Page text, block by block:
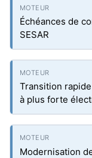
Échéances de
SESAR
Transition
à plus forte
Modernisation